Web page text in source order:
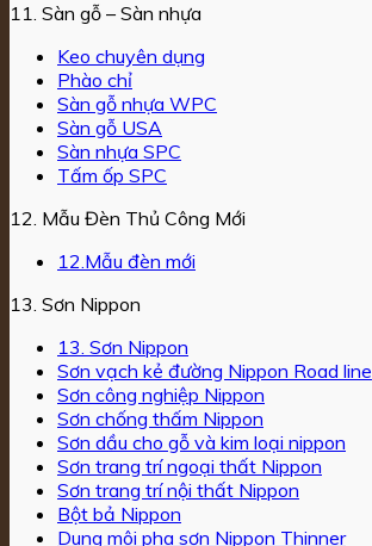
11. Sàn gỗ – Sàn nhựa
Keo chuyên dụng
Phào chỉ
Sàn gỗ nhựa WPC
Sàn gỗ USA
Sàn nhựa SPC
Tấm ốp SPC
12. Mẫu Đèn Thủ Công Mới
12.Mẫu đèn mới
13. Sơn Nippon
13. Sơn Nippon
Sơn vạch kẻ đường Nippon Road line
Sơn công nghiệp Nippon
Sơn chống thấm Nippon
Sơn dầu cho gỗ và kim loại nippon
Sơn trang trí ngoại thất Nippon
Sơn trang trí nội thất Nippon
Bột bả Nippon
Dung môi pha sơn Nippon Thinner